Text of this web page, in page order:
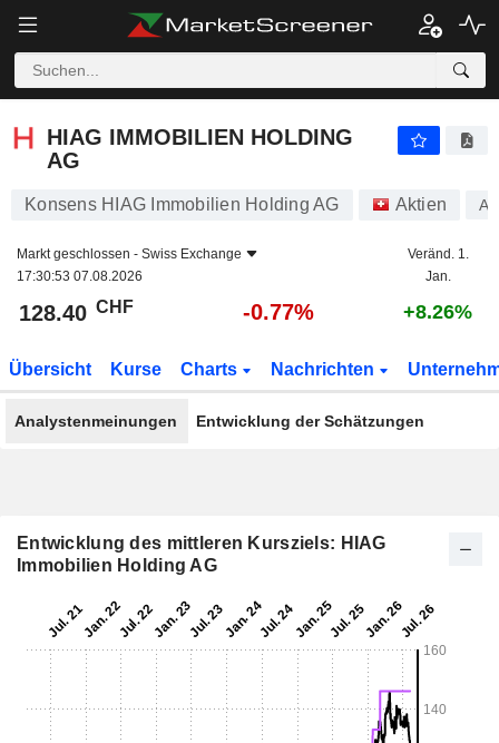
HIAG IMMOBILIEN HOLDING
AG
Konsens HIAG Immobilien Holding AG Aktien
Markt geschlossen - Swiss Exchange
17:30:53 07.08.2026
Veränd. 1.
Jan.
128.40 CHF -0.77% +8.26%
Übersicht Kurse Charts Nachrichten
Analystenmeinungen Entwicklung der Schätzungen
Entwicklung des mittleren Kursziels: HIAG
Immobilien Holding AG